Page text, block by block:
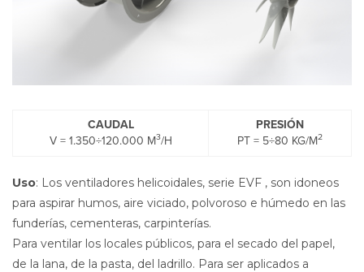
CAUDAL
V = 1.350÷120.000 M3/H
PRESIÓN
PT = 5÷80 KG/M2
Uso: Los ventiladores helicoidales, serie EVF , son idoneos
para aspirar humos, aire viciado, polvoroso e húmedo en las
funderías, cementeras, carpinterías.
Para ventilar los locales públicos, para el secado del papel,
de la lana, de la pasta, del ladrillo. Para ser aplicados a